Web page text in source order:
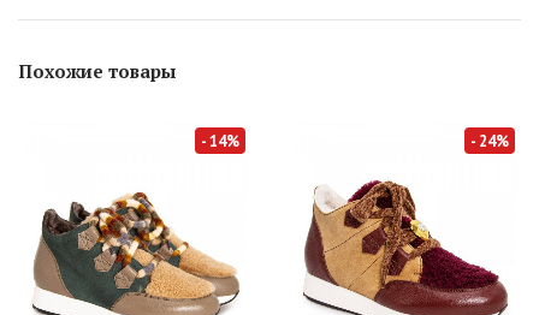
Похожие товары
- 14% - 24%